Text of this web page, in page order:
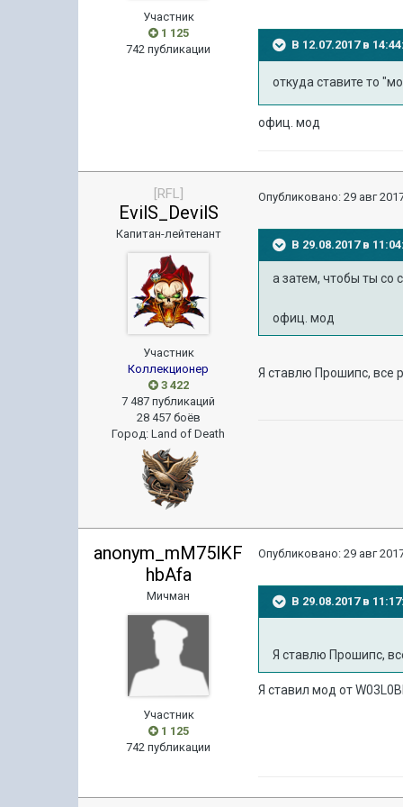
Участник
1 125
742 публикации
В 12.07.2017 в
откуда ставите то
офиц. мод
[RFL]
EvilS_DevilS
Капитан-лейтенант
Участник
Коллекционер
3 422
7 487 публикаций
28 457 боёв
Город:Land of Death
Опубликовано:29 авг
В 29.08.2017 в
а затем, чтобы ты со
офиц. мод
Я ставлю Прошипс, все
anonym_mM75lKF
hbAfa
Мичман
Участник
1 125
742 публикации
Опубликовано:29 авг
В 29.08.2017 в
Я ставлю Прошипс,
Я ставил мод от